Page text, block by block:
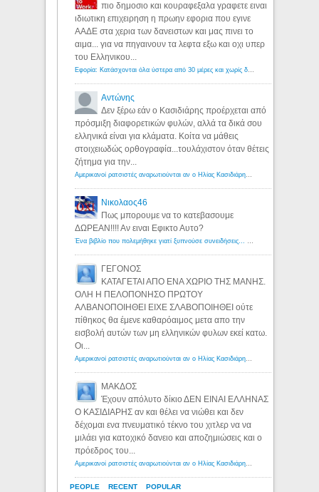
PEOPLE RECENT POPULAR
πιο δημοσιο και κουραφεξαλα γραφετε ειναι
ιδιωτικη επιχειρηση η πρωην εφορια που εγινε
ΑΑΔΕ στα χερια των δανειστων και μας πινει το
αιμα... για να πηγαινουν τα λεφτα εξω και οχι υπερ
του Ελληνικου...
Εφορία: Κατάσχονται όλα ύστερα από 30 μέρες και χωρίς δικαστικές αποφάσεις - Λόγιος Ερμής
Αντώνης
Δεν ξέρω εάν ο Κασιδιάρης προέρχεται από
πρόσμιξη διαφορετικών φυλών, αλλά τα δικά σου
ελληνικά είναι για κλάματα. Κοίτα να μάθεις
στοιχειωδώς ορθογραφία...τουλάχιστον όταν θέτεις
ζήτημα για την...
Αμερικανοί ρατσιστές αναρωτιούνται αν ο Ηλίας Κασιδιάρης ανήκει στη λευκή φυλή... - Λόγιος Ερμής
Νικολαος46
Πως μπορουμε να το κατεβασουμε
ΔΩΡΕΑΝ!!!! Αν ειναι Εφικτο Αυτο?
Ένα βιβλίο που πολεμήθηκε γιατί ξυπνούσε συνειδήσεις... - Λόγιος Ερμής | Η γνώση ξεκινάει με την αναζήτηση...
ΓΕΓΟΝΟΣ
ΚΑΤΑΓΕΤΑΙ ΑΠΟ ΕΝΑ ΧΩΡΙΟ ΤΗΣ ΜΑΝΗΣ.
ΟΛΗ Η ΠΕΛΟΠΟΝΗΣΟ ΠΡΩΤΟΥ
ΑΛΒΑΝΟΠΟΙΗΘΕΙ ΕΙΧΕ ΣΛΑΒΟΠΟΙΗΘΕΙ ούτε
πίθηκος θα έμενε καθαρόαιμος μετα απο την
εισβολή αυτών των μη ελληνικών φυλων εκεί κατω.
Οι...
Αμερικανοί ρατσιστές αναρωτιούνται αν ο Ηλίας Κασιδιάρης ανήκει στη λευκή φυλή... - Λόγιος Ερμής
ΜΑΚΔΟΣ
Έχουν απόλυτο δίκιο ΔΕΝ ΕΙΝΑΙ ΕΛΛΗΝΑΣ
Ο ΚΑΣΙΔΙΑΡΗΣ αν και θέλει να νιώθει και δεν
δέχομαι ενα πνευματικό τέκνο του χιτλερ να να
μιλάει για κατοχικό δανειο και αποζημιώσεις και ο
πρόεδρος του...
Αμερικανοί ρατσιστές αναρωτιούνται αν ο Ηλίας Κασιδιάρης ανήκει στη λευκή φυλή... - Λόγιος Ερμής